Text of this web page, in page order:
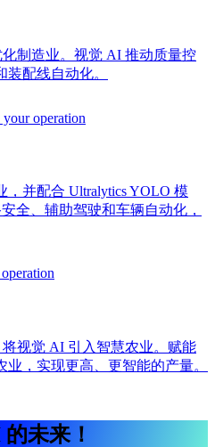
制造业。视觉 AI 推动质量控
配线自动化。
并配合 Ultralytics YOLO 模
全、辅助驾驶和车辆自动化，
视觉 AI 引入智慧农业。赋能
，实现更高、更智能的产量。
未来！